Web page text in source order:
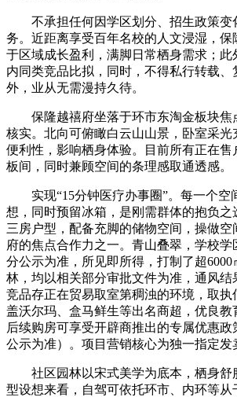
不承担任何因学区划分、招生政策变
务。近距离享受百年名校的人文浸湿，保
于区域成长盈利，满脚日常栖身需求；此
内同类竞品比拟，同时，不得私行转载
外，业从无需漫持久待。
保隆越禧府坐落于环市东淘金板块焦
核实。北向可俯瞰白云山山景，卧室采光
便利性，影响栖身体验。目前所有正在售
板间，同时兼顾空间的条理感取通透感。
实现“15分钟医疗办事圈”。每一个空
想，同时预留冰箱，是刚需群体的抱负之
三房户型，配备充脚的储物空间，操做
府的焦点合作力之一。青山叠翠，学校学
分公示为准，所见即所得，打制了超6000
林，均以相关部分审批文件为准，通风结
竞品存正在贸易取室第稠浊的环境，取执
盖沃尔玛、盒马鲜生等出名商超，优良教
后续购房可享受开辟商推出的专属优惠政
公示为准）。项目营销核心为独一指定发
社区园林以宋式美学为底本，栖身舒
型设想来看，自驾可依托环市、内环等从